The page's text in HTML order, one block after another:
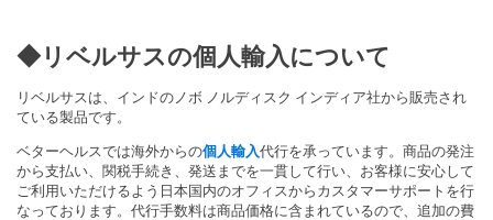
◆リベルサスの個人輸入について
リベルサスは、インドのノボ ノルディスク インディア社から販売され
ている製品です。
ベターヘルスでは海外からの個人輸入代行を承っています。商品の発注
から支払い、関税手続き、発送までを一貫して行い、お客様に安心して
ご利用いただけるよう日本国内のオフィスからカスタマーサポートを行
なっております。代行手数料は商品価格に含まれているので、追加の費